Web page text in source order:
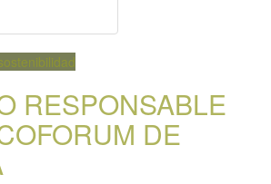
RESPONSABLE
DE